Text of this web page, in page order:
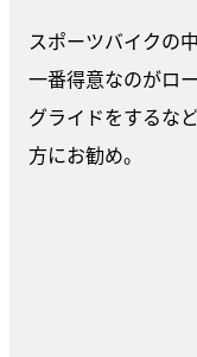
スポーツバイクの
一番得意なのがロ
グライドをするな
方にお勧め。